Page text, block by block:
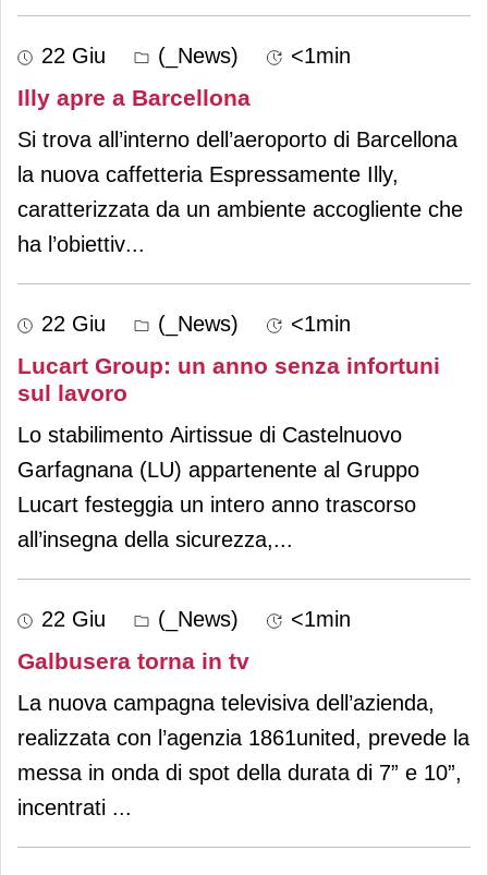
22 Giu (_News) <1min
Illy apre a Barcellona
Si trova all’interno dell’aeroporto di Barcellona
la nuova caffetteria Espressamente Illy,
caratterizzata da un ambiente accogliente che
ha l’obiettiv...
22 Giu (_News) <1min
Lucart Group: un anno senza infortuni
sul lavoro
Lo stabilimento Airtissue di Castelnuovo
Garfagnana (LU) appartenente al Gruppo
Lucart festeggia un intero anno trascorso
all’insegna della sicurezza,...
22 Giu (_News) <1min
Galbusera torna in tv
La nuova campagna televisiva dell’azienda,
realizzata con l’agenzia 1861united, prevede la
messa in onda di spot della durata di 7” e 10”,
incentrati ...